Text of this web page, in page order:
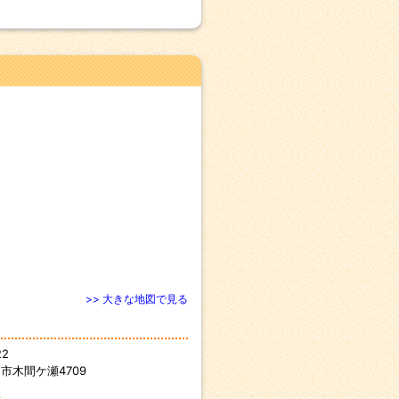
>> 大きな地図で見る
木間ケ瀬4709